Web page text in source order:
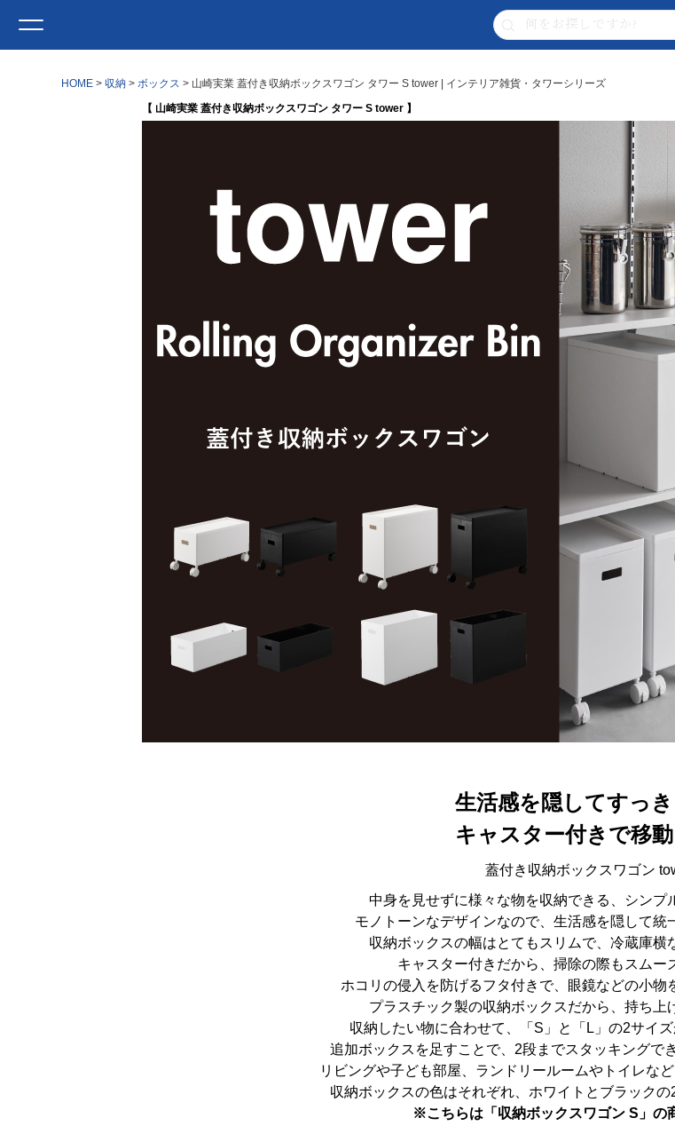
HOME 収納 ボックス
山崎実業 蓋付き収納ボックスワゴン タワー S tower | インテリア雑貨・タワーシリーズ
【 山崎実業 蓋付き収納ボックスワゴン タワー S tower 】
生活感を隠してすっ
キャスター付きで移
蓋付き収納ボックスワゴン
中身を見せずに様々な物を収納できる、シンプ
モノトーンなデザインなので、生活感を隠して統
収納ボックスの幅はとてもスリムで、冷蔵庫横
キャスター付きだから、掃除の際もスムー
ホコリの侵入を防げるフタ付きで、眼鏡などの小物
プラスチック製の収納ボックスだから、持ち上
収納したい物に合わせて、「S」と「L」の2サイズ
追加ボックスを足すことで、2段までスタッキングで
リビングや子ども部屋、ランドリールームやトイレな
収納ボックスの色はそれぞれ、ホワイトとブラックの
※こちらは「収納ボックスワゴン S」の